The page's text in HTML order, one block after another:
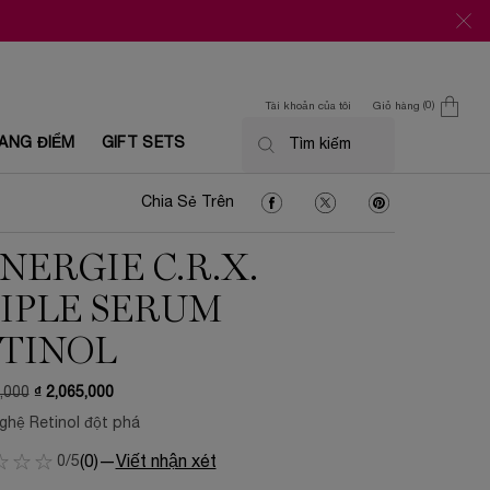
Tài khoản của tôi
Giỏ hàng 0
0 Sản phẩm trong giỏ
ĐIỂM GIFT SETS Tìm kiếm
Chia Sẻ Trên Chia Sẻ Trên Facebook
Chia Sẻ Trên Twitter
Chia Sẻ Trên
C.R.X.
SERUM
₫ 2,065,000
Retinol đột phá
0/5(0) — Viết nhận xét